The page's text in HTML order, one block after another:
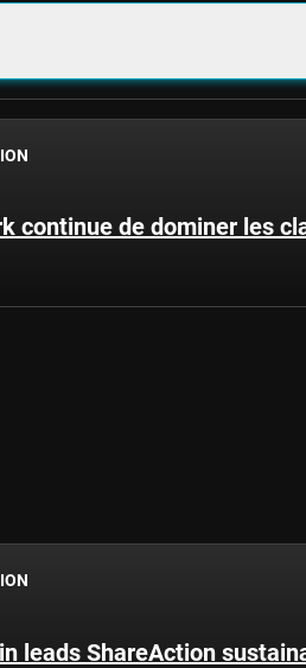
continue de dominer les
leads ShareAction